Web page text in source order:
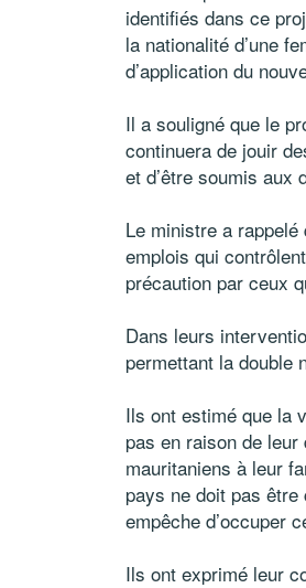
identifiés dans ce
la nationalité d’une
d’application du
Il a souligné que le
continuera de jouir
et d’être soumis aux
Le ministre a
emplois qui
précaution par ceux
Dans leurs
permettant la double
Ils ont estimé que la
pas en raison de
mauritaniens à leur
pays ne doit pas être
empêche d’occuper
Ils ont exprimé leur